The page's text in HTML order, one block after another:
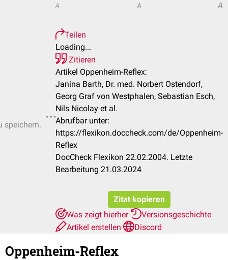
speichern.
A A A
Teilen
Loading...
Zitieren
Artikel Oppenheim-Reflex:
Janina Barth, Dr. med. Norbert Ostendorf,
Georg Graf von Westphalen, Sebastian Esch,
Nils Nicolay et al.
Abrufbar unter:
https://flexikon.doccheck.com/de/Oppenheim-
Reflex
DocCheck Flexikon 22.02.2004. Letzte
Bearbeitung 21.03.2024
Zitat kopieren
Was zeigt hierher
Versionsgeschichte
Artikel erstellen
Discord
Oppenheim-Reflex